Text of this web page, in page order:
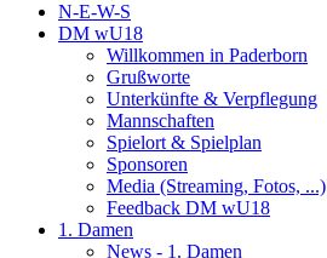
N-E-W-S
DM wU18
Willkommen in Paderborn
Grußworte
Unterkünfte & Verpflegung
Mannschaften
Spielort & Spielplan
Sponsoren
Media (Streaming, Fotos, ...)
Feedback DM wU18
1. Damen
News - 1. Damen